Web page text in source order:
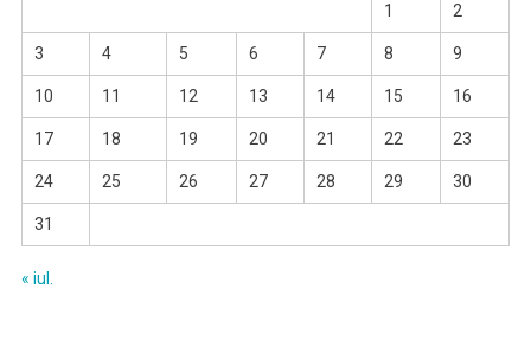
1 2
3 4 5 6 7 8 9
10 11 12 13 14 15 16
17 18 19 20 21 22 23
24 25 26 27 28 29 30
31
« iul.